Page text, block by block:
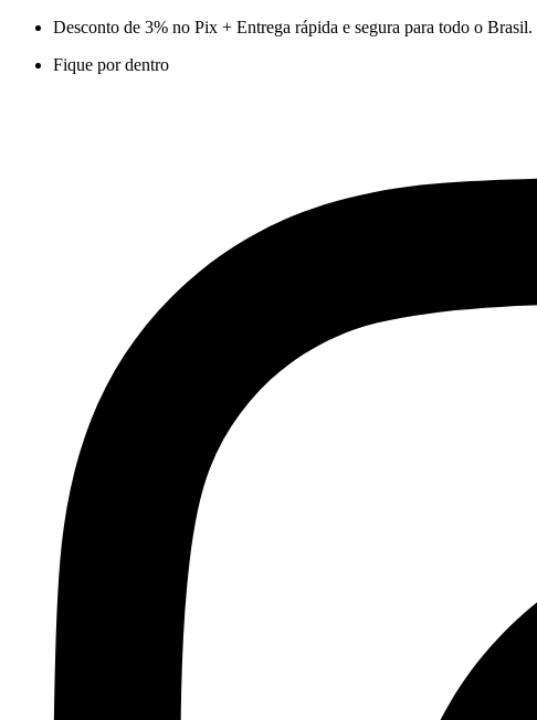
Desconto de 3% no Pix + Entrega rápida e segura para todo o Brasil.
Fique por dentro